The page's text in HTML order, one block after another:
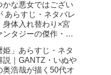
生
かな悪女ではござい
あらすじ・ネタバレ
身体入れ替わり×宮
ンタジーの傑作・
姫」あらすじ・ネタ
説｜GANTZ・いぬや
奥浩哉が描く50代オ